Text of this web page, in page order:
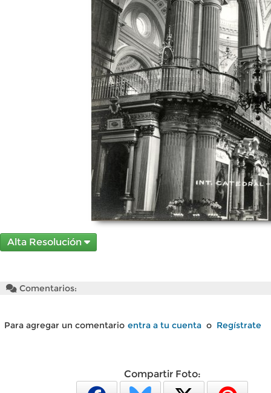
Alta Resolución
Comentarios:
Para agregar un comentario entra a tu cuenta o Regístrate
Compartir Foto: